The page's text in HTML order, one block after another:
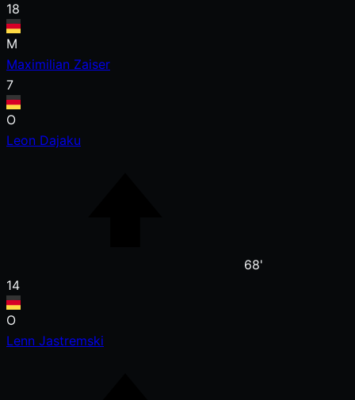
18
M
Maximilian Zaiser
7
O
Leon Dajaku
68'
14
O
Lenn Jastremski